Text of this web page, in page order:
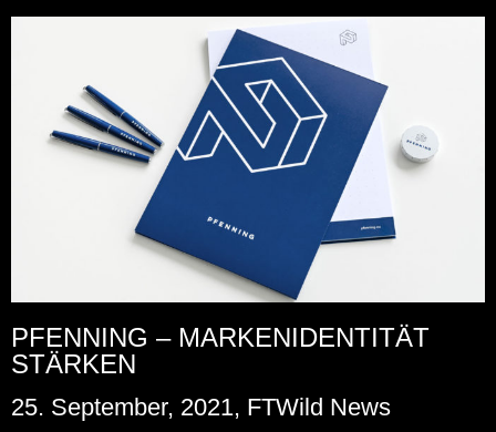
PFENNING – MARKENIDENTITÄT
STÄRKEN
25. September, 2021, FTWild News